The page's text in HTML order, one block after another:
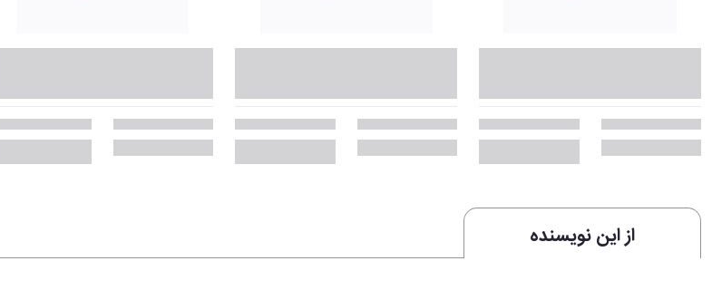
از این نویسنده